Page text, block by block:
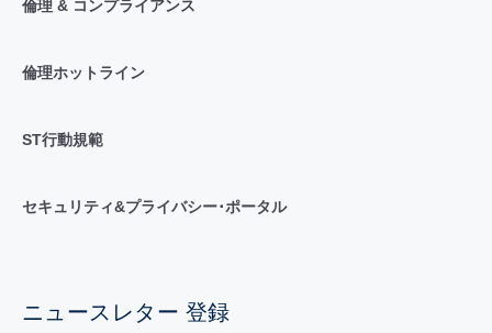
倫理 & コンプライアンス
倫理ホットライン
ST行動規範
セキュリティ&プライバシー･ポータル
ニュースレター 登録